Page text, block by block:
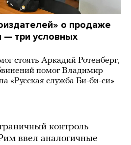
о продаже
— три условных
стоять Аркадий Ротенберг,
помог Владимир
«Русская служба Би-би-си»
контроль
ввел аналогичные